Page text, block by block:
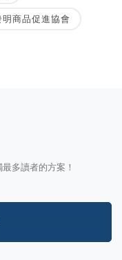
明商品促進協會
多讀者的方案！